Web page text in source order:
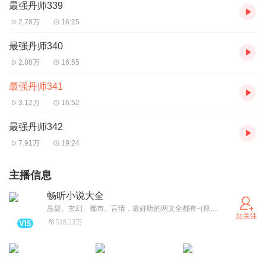
最强丹师339
2.78万 16:25
最强丹师340
2.88万 16:55
最强丹师341
3.12万 16:52
最强丹师342
7.91万 19:24
主播信息
畅听小说大全
悬疑、玄幻、都市、言情，最好听的网文全都有~(原：悬疑小说大全)
518.23万
加关注